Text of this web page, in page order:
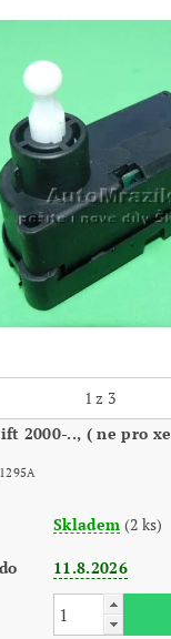
1 z 3
2000-.., ( ne pro
Skladem (2 ks)
11.8.2026